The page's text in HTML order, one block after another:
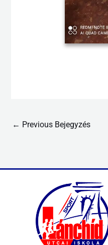
← Previous Bejegyzés